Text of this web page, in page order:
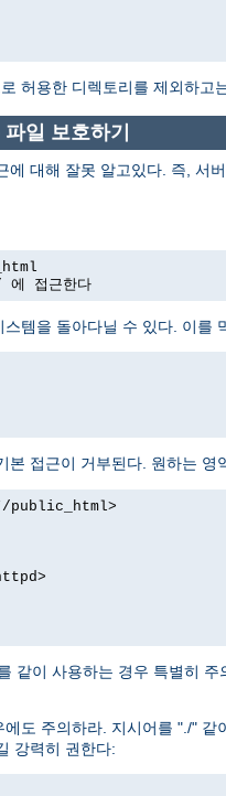
허용한 디렉토리를 제외하고
일 보호하기
에 대해 잘못 알고있다. 즉, 서
에 접근한다
템을 돌아다닐 수 있다. 이를
본 접근이 거부된다. 원하는 영
같이 사용하는 경우 특별히 주
에도 주의하라. 지시어를 "./"
강력히 권한다: